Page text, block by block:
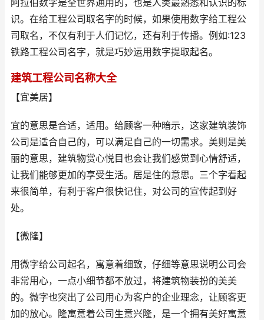
阿拉伯数字是全世界通用的，也是人类最熟悉和认识的标
识。在给工程公司取名字的时候，如果使用数字给工程公
司取名，不仅有利于人们记忆，还有利于传播。例如:123
铁路工程公司名字，就是巧妙运用数字提取起名。
建筑工程公司名称大全
【宜美居】
宜的意思是合适，适用。给顾客一种暗示，这家建筑装饰
公司是适合自己的，可以满足自己的一切需求。美则是美
丽的意思，建筑物赏心悦目也会让我们感觉到心情舒适，
让我们能够更加的享受生活。居是住的意思。三个字看起
来很简单，有利于客户很快记住，对公司的宣传起到好
处。
【微隆】
用微字给公司起名，寓意着细致，仔细等意思说明公司会
非常用心，一点小细节都不放过，将建筑物装扮的美美
的。微字也突出了公司用心为客户的企业理念，让顾客更
加的放心。隆寓意着公司生意兴隆，是一个拥有美好寓意